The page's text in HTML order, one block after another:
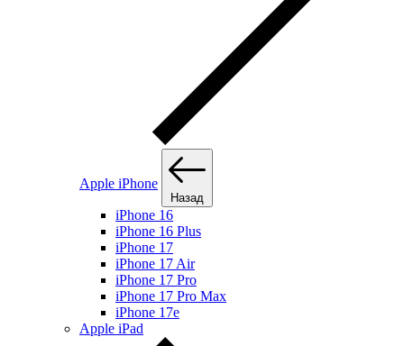
Apple iPhone
Назад
iPhone 16
iPhone 16 Plus
iPhone 17
iPhone 17 Air
iPhone 17 Pro
iPhone 17 Pro Max
iPhone 17e
Apple iPad